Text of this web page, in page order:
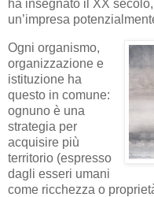
ha insegnato il XX
un’impresa
Ogni organismo,
organizzazione e
istituzione ha
questo in comune:
ognuno è una
strategia per
acquisire più
territorio (espresso
dagli esseri umani
come ricchezza o